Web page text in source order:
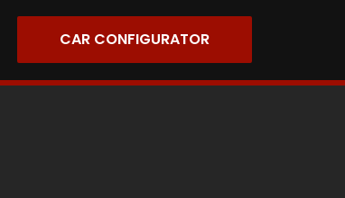
CAR CONFIGURATOR